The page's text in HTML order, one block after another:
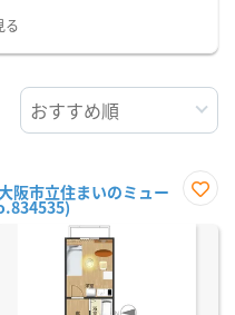
る
阪市立住まいのミュー
に入